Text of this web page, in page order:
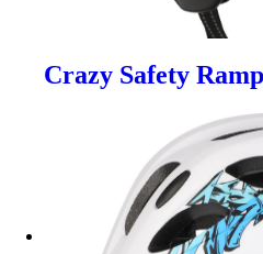
Crazy Safety